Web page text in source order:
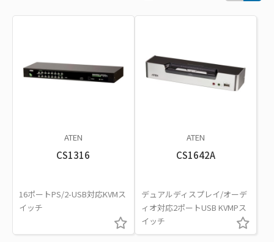
ATEN
CS1316
16ポートPS/2-USB対応KVMス
イッチ
ATEN
CS1642A
デュアルディスプレイ/オーデ
ィオ対応2ポートUSB KVMPス
イッチ